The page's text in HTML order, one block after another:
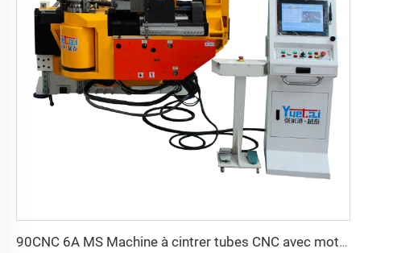
90CNC 6A MS Machine à cintrer tubes CNC avec moteur, pour tubes carrés en fer, cuivre, acier inoxydable et tubes en laiton